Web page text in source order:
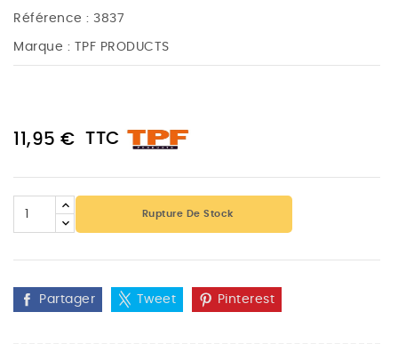
Référence : 3837
Marque : TPF PRODUCTS
11,95 € TTC
Rupture De Stock
Partager Tweet Pinterest